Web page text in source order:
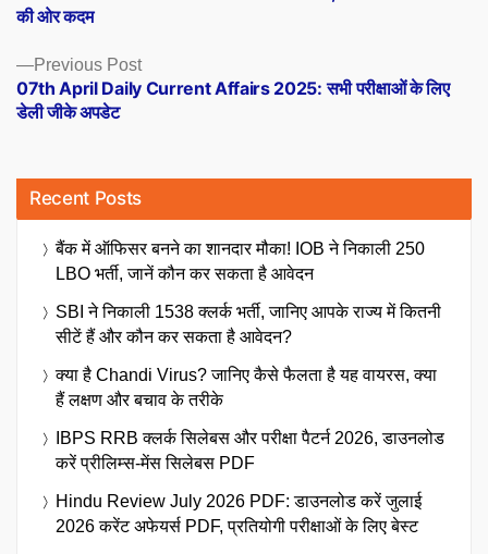
Previous PostPrevious
post:
07th April Daily Current Affairs 2025: सभी परीक्षाओं के लिए
डेली जीके अपडेट
की ओर कदम
Recent Posts
बैंक में ऑफिसर बनने का शानदार मौका! IOB ने निकाली 250
LBO भर्ती, जानें कौन कर सकता है आवेदन
SBI ने निकाली 1538 क्लर्क भर्ती, जानिए आपके राज्य में कितनी
सीटें हैं और कौन कर सकता है आवेदन?
क्या है Chandi Virus? जानिए कैसे फैलता है यह वायरस, क्या
हैं लक्षण और बचाव के तरीके
IBPS RRB क्लर्क सिलेबस और परीक्षा पैटर्न 2026, डाउनलोड
करें प्रीलिम्स-मेंस सिलेबस PDF
Hindu Review July 2026 PDF: डाउनलोड करें जुलाई
2026 करेंट अफेयर्स PDF, प्रतियोगी परीक्षाओं के लिए बेस्ट